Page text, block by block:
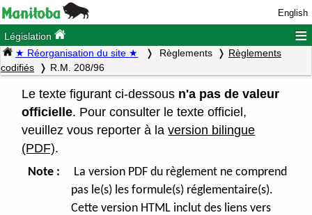
English
Législation ≡
★ Réorganisation du site ★ Règlements
Règlements
codifiés
R.M. 208/96
Le texte figurant ci-dessous n'a pas de valeur
officielle. Pour consulter le texte officiel,
veuillez vous reporter à laversion bilingue
(PDF).
Note : La version PDF du règlement ne comprend
pas le(s) les formule(s) réglementaire(s).
Cette version HTML inclut des liens vers